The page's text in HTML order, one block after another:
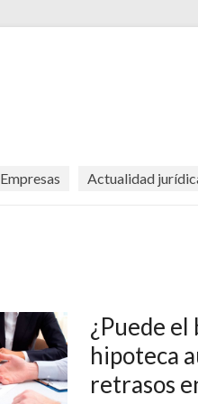
Empresas Actualidad
¿Puede
hipoteca
retrasos